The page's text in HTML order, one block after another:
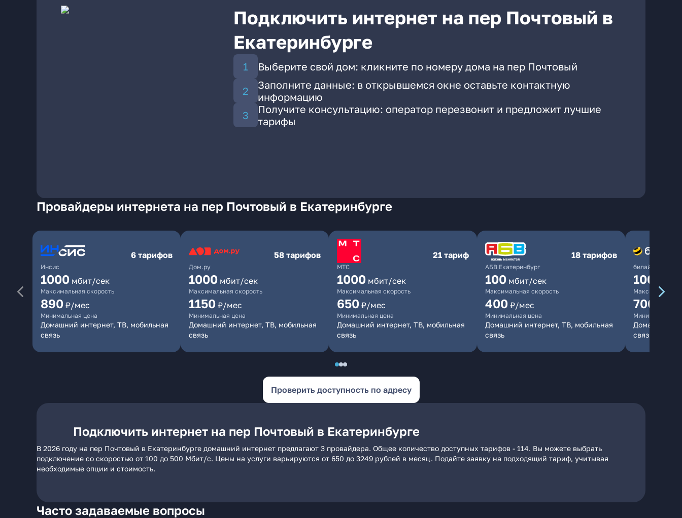
Подключить интернет на пер Почтовый в
Екатеринбурге
Выберите свой дом: кликните по номеру дома на пер Почтовый
Заполните данные: в открывшемся окне оставьте контактную
информацию
Получите консультацию: оператор перезвонит и предложит лучшие
тарифы
Провайдеры интернета на пер Почтовый в Екатеринбурге
Инсис
6 тарифов
1000 мбит/сек
Максимальная скорость
890 ₽/мес
Минимальная цена
Домашний интернет, ТВ, мобильная
связь
Дом.ру
58 тарифов
1000 мбит/сек
Максимальная скорость
1150 ₽/мес
Минимальная цена
Домашний интернет, ТВ, мобильная
связь
МТС
21 тариф
1000 мбит/сек
Максимальная скорость
650 ₽/мес
Минимальная цена
Домашний интернет, ТВ, мобильная
связь
АБВ Екатеринбург
18 тарифов
100 мбит/сек
Максимальная скорость
400 ₽/мес
Минимальная цена
Домашний интернет, ТВ, мобильная
связь
билайн
1000
Максимальная
700
Минимальная
Домашний
связь
Проверить доступность по адресу
Подключить интернет на пер Почтовый в Екатеринбурге
В 2026 году на пер Почтовый в Екатеринбурге домашний интернет предлагают 3 провайдера. Общее количество доступных тарифов - 114. Вы можете выбрать
подключение со скоростью от 100 до 500 Мбит/с. Цены на услуги варьируются от 650 до 3249 рублей в месяц. Подайте заявку на подходящий тариф, учитывая
необходимые опции и стоимость.
Часто задаваемые вопросы